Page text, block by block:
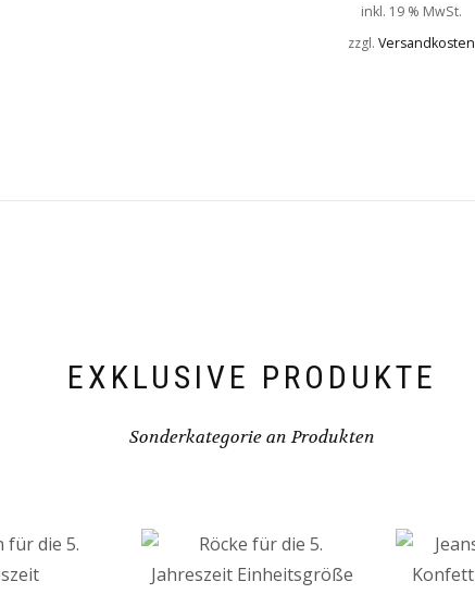
inkl. 19 % MwSt.
zzgl. Versandkosten
EXKLUSIVE PRODUKTE
Sonderkategorie an Produkten